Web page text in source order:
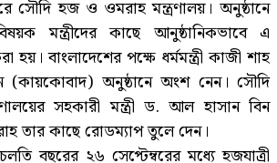
সৌদি হজ ও ওমরাহ মন্ত্রণালয়। অনুষ্ঠানে
মন্ত্রীদের কাছে আনুষ্ঠানিকভাবে এ
হয়। বাংলাদেশের পক্ষে ধর্মমন্ত্রী কাজী শাহ
(কায়কোবাদ) অনুষ্ঠানে অংশ নেন। সৌদি
সহকারী মন্ত্রী ড. আল হাসান বিন
তার কাছে রোডম্যাপ তুলে দেন।
বছরের ২৬ সেপ্টেম্বরের মধ্যে হজযাত্রী